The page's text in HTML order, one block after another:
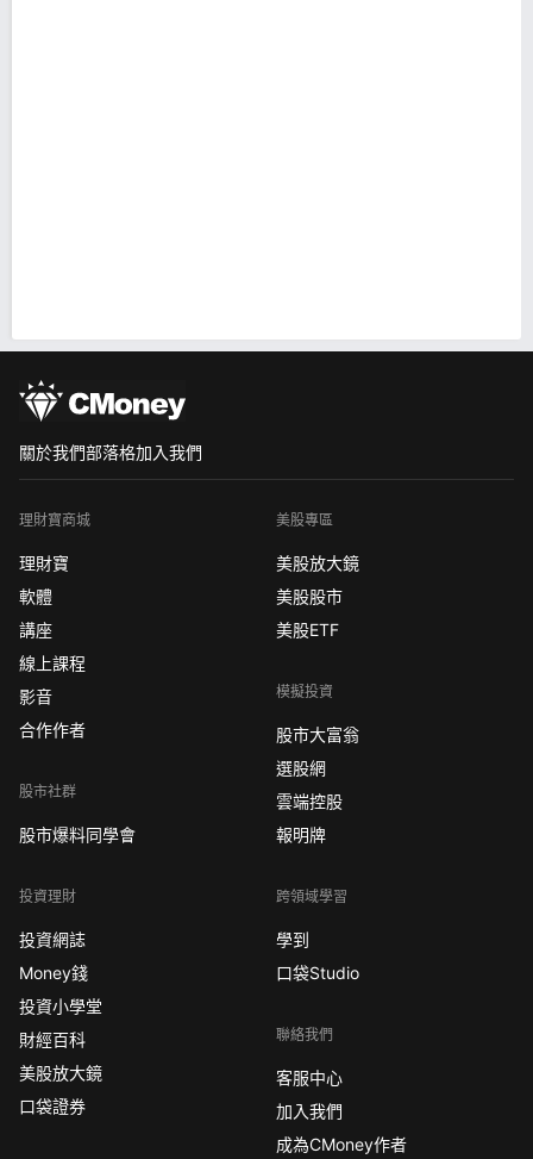
關於我們部落格加入我們
理財寶商城
理財寶
軟體
講座
線上課程
影音
合作作者
股市社群
股市爆料同學會
投資理財
投資網誌
Money錢
投資小學堂
財經百科
美股放大鏡
口袋證券
美股專區
美股放大鏡
美股股市
美股ETF
模擬投資
股市大富翁
選股網
雲端控股
報明牌
跨領域學習
學到
口袋Studio
聯絡我們
客服中心
加入我們
成為CMoney作者